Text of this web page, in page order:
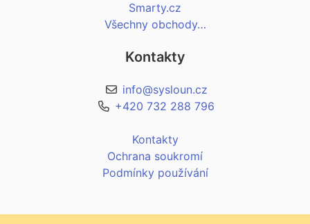
Smarty.cz
Všechny obchody…
Kontakty
info@sysloun.cz
+420 732 288 796
Kontakty
Ochrana soukromí
Podmínky používání